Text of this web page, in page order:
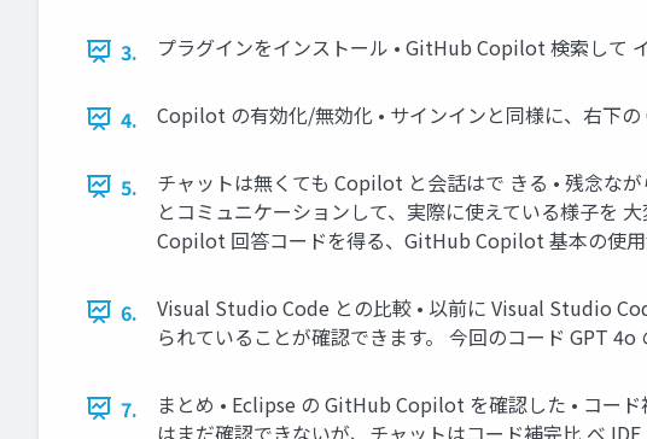
3. プラグインをインストール • GitHub Copilot 検索して
4. Copilot の有効化/無効化 • サインインと同様に、右下
5.
チャットは無くても Copilot と会話はで きる • 残念な
とコミュニケーションして、実際に使えている様子を
Copilot 回答コードを得る、GitHub Copilot 基本の使
6.
Visual Studio Code との比較 • 以前に Visual Studio
られていることが確認できます。 今回のコード GPT
7.
まとめ • Eclipse の GitHub Copilot を確認した • コー
はまだ確認できないが、チャットはコード補完比 べ